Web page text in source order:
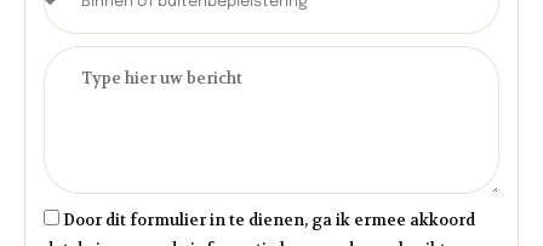
Door dit formulier in te dienen, ga ik ermee akkoord